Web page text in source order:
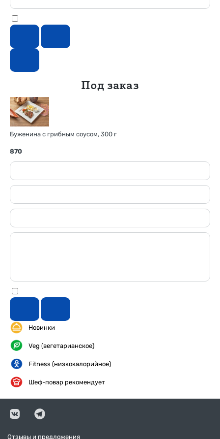
Под заказ
Буженина с грибным соусом, 300 г
870
Новинки
Veg (вегетарианское)
Fitness (низкокалорийное)
Шеф-повар рекомендует
Отзывы и предложения